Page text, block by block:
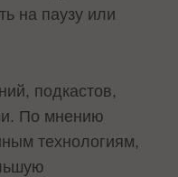
на паузу или
подкастов,
По мнению
технологиям,